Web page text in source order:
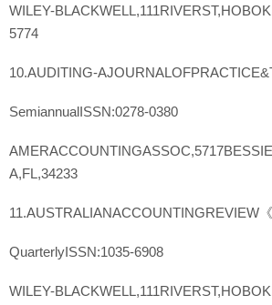
WILEY-
5774
10.AUDITING-
SemiannualISSN:0278-0380
A,FL,34233
11.AUSTRALIANACCOUNTINGREVIEW
QuarterlyISSN:1035-6908
WILEY-